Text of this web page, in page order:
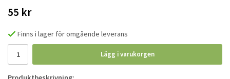
55 kr
Finns i lager för omgående leverans
Lägg i varukorgen